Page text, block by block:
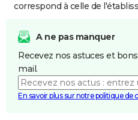
correspond à celle de
A ne pas manquer
Recevez nos astuces et
mail.
En savoir plus sur notre politique de